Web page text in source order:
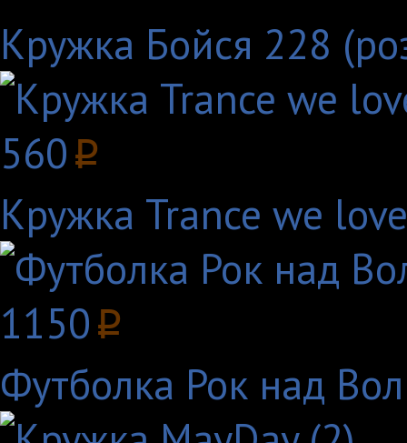
Кружка Бойся 228
560p
Кружка Trance we love
1150p
Футболка Рок над